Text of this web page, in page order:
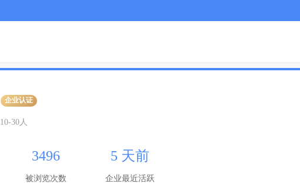
企业认证
10-30人
3496
被浏览次数
5 天前
企业最近活跃